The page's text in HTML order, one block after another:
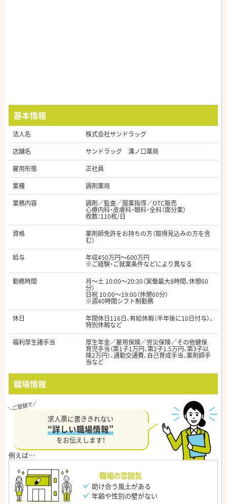
基本情報
法人名
株式会社サンドラッグ
店舗名
サンドラッグ 溝ノ口薬局
雇用形態
正社員
業種
調剤薬局
業務内容
調剤／監査／服薬指導／OTC販売
心療内科・皮膚科・眼科・全科（面分業）
枚数：110枚/日
資格
薬剤師免許をお持ちの方（取得見込みの方を含
む）
給与
年収450万円～600万円
※ご経験・ご就業条件などにより異なる
勤務時間
月～土 10:00～20:30（実働最大8時間、休憩60
分）
日祝 10:00～19:00（休憩60分）
※週40時間シフト制勤務
休日
年間休日116日、有給休暇（半年後に10日付与）、
特別休暇など
福利厚生諸手当
厚生年金／雇用保険／労災保険／その他健保
育児手当（第1子1万円、第2子1.5万円、第3子以
降2万円）、通勤交通費、自己育成手当、薬剤師手
当など
職場情報
求人票に書ききれない
“詳しい職場情報”
をお伝えします！
職場の雰囲気
助け合う風土がある
年齢や性別の壁がない